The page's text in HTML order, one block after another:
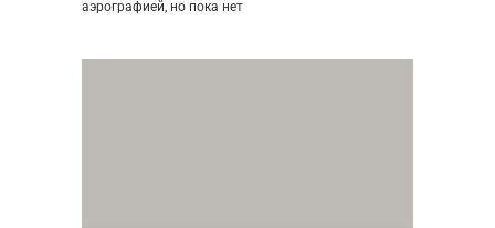
аэрографией, но пока нет